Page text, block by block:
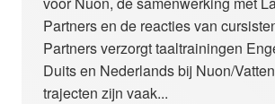
Partners en de reacties van
Partners verzorgt taaltrainingen
Duits en Nederlands bij Nuon/
trajecten zijn vaak...